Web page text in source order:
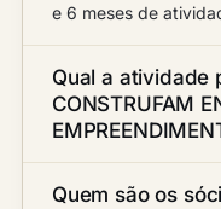
e 6 meses de
Qual a atividade
CONSTRUFAM
Quem são os